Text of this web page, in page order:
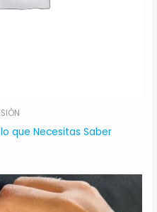
que Necesitas Saber